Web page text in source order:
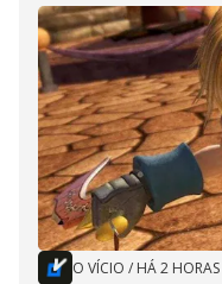
O VÍCIO / HÁ 2 HORAS